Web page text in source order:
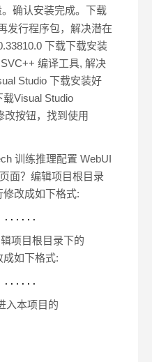
确认安装完成。下载
发行程序包，解决潜在
下载下载安装
编译工具, 解决
Studio 下载安装好
Visual Studio
改按钮，找到 使用
训练推理配置 WebUI
面？编辑项目根目录
修改成如下格式:
......
项目根目录下的
成如下格式:
......
入本项目的